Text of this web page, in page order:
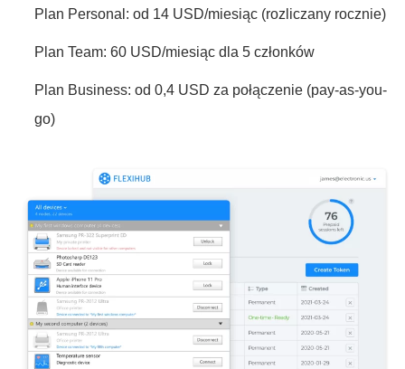
Plan Personal: od 14 USD/miesiąc (rozliczany rocznie)
Plan Team: 60 USD/miesiąc dla 5 członków
Plan Business: od 0,4 USD za połączenie (pay-as-you-
go)